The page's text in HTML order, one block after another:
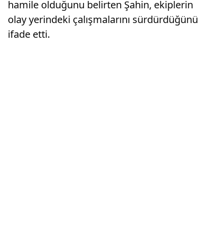
hamile olduğunu belirten Şahin, ekiplerin
olay yerindeki çalışmalarını sürdürdüğünü
ifade etti.